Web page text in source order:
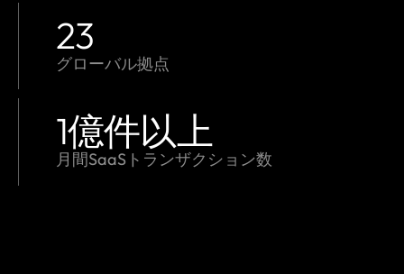
グローバル拠点
23
月間SaaSトランザクション数
1億件以上